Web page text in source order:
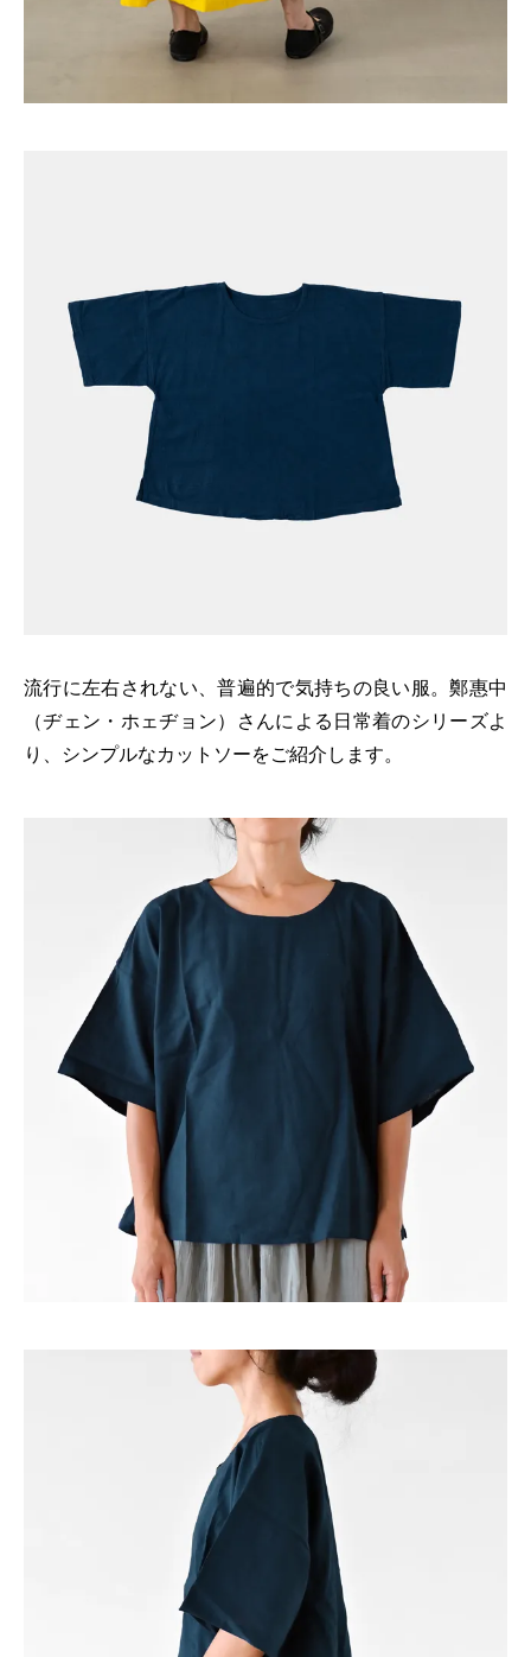
流行に左右されない、普遍的で気持ちの良い服。鄭惠中
（ヂェン・ホェヂョン）さんによる日常着のシリーズよ
り、シンプルなカットソーをご紹介します。